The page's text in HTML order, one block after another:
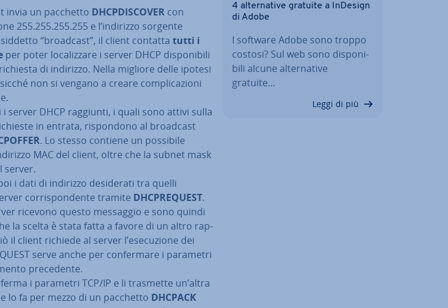
invia un pacchetto DH­CP­DI­SCO­VER con
255.255.255.255 e l’indirizzo sorgente
“broadcast”, il client contatta tutti i
per poter lo­ca­liz­za­re i server DHCP di­spo­ni­bi­li
di indirizzo. Nella migliore delle ipotesi
non si vengano a creare com­pli­ca­zio­ni
server DHCP raggiunti, i quali sono attivi sulla
in entrata, ri­spon­do­no al broadcast
. Lo stesso contiene un possibile
MAC del client, oltre che la subnet mask
server.
i dati di indirizzo de­si­de­ra­ti tra quelli
cor­ri­spon­den­te tramite DH­C­PRE­QUE­ST.
ricevono questo messaggio e sono quindi
la scelta è stata fatta a favore di un altro rap­
il client richiede al server l’ese­cu­zio­ne dei
serve anche per con­fer­ma­re i parametri
pre­ce­den­te.
i parametri TCP/IP e li trasmette un’altra
lo fa per mezzo di un pacchetto DHCPACK
4 al­ter­na­ti­ve gratuite a InDesign
di Adobe
I software Adobe sono troppo
costosi? Sul web sono di­spo­ni­
bi­li alcune al­ter­na­ti­ve
gratuite…
Leggi di più